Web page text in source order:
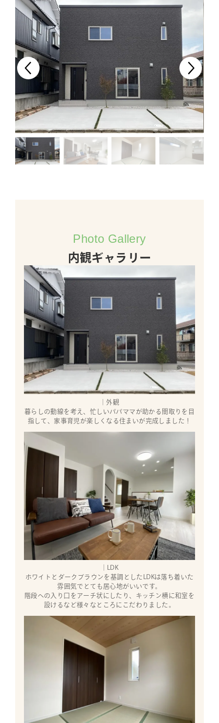
Photo Gallery
内観ギャラリー
｜外観
暮らしの動線を考え、忙しいパパママが助かる間取りを目
指して、家事育児が楽しくなる住まいが完成しました！
｜LDK
ホワイトとダークブラウンを基調としたLDKは落ち着いた
雰囲気でとても居心地がいいです。
階段への入り口をアーチ状にしたり、キッチン横に和室を
設けるなど様々なところにこだわりました。